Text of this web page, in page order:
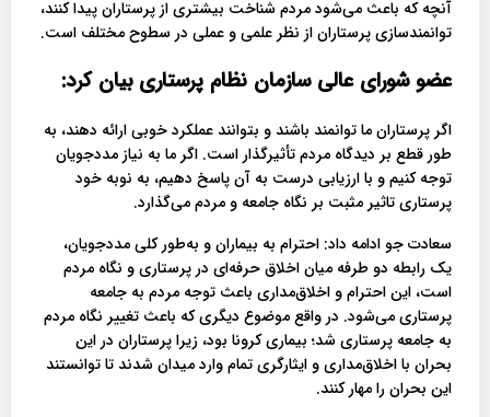
آنچه که باعث می‌شود مردم شناخت بیشتری از پرستاران پیدا کنند،
توانمندسازی پرستاران از نظر علمی و عملی در سطوح مختلف است.
عضو شورای عالی سازمان نظام پرستاری بیان کرد:
اگر پرستاران ما توانمند باشند و بتوانند عملکرد خوبی ارائه دهند، به
طور قطع بر دیدگاه مردم تأثیرگذار است. اگر ما به نیاز مددجویان
توجه کنیم و با ارزیابی درست به آن پاسخ دهیم، به نوبه خود
پرستاری تاثیر مثبت بر نگاه جامعه و مردم می‌گذارد.
سعادت جو ادامه داد: احترام به بیماران و به‌طور کلی مددجویان،
یک رابطه دو طرفه میان اخلاق حرفه‌ای در پرستاری و نگاه مردم
است، این احترام و اخلاق‌مداری باعث توجه مردم به جامعه
پرستاری می‌شود. در واقع موضوع دیگری که باعث تغییر نگاه مردم
به جامعه پرستاری شد؛ بیماری کرونا بود، زیرا پرستاران در این
بحران با اخلاق‌مداری و ایثارگری تمام وارد میدان شدند تا توانستند
این بحران را مهار کنند.